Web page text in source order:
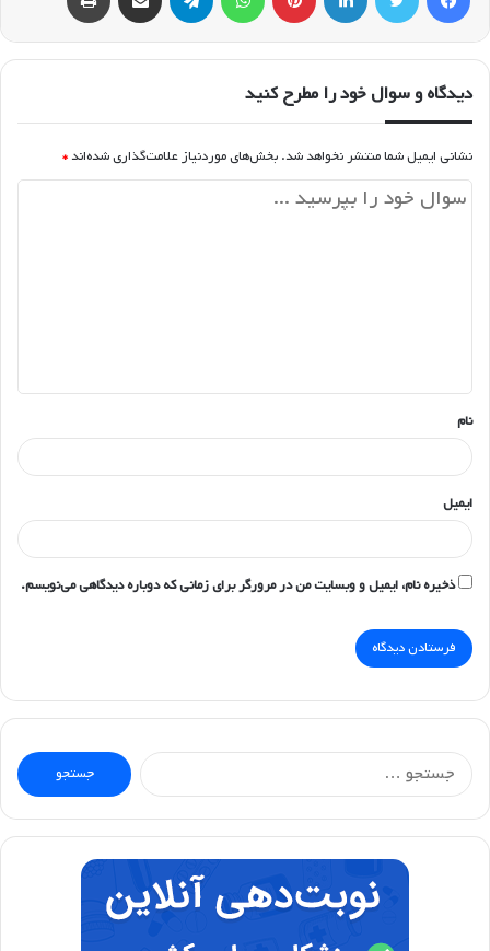
دیدگاه و سوال خود را مطرح کنید
نشانی ایمیل شما منتشر نخواهد شد. بخش‌های موردنیاز علامت‌گذاری شده‌اند *
*
نام
ایمیل
ذخیره نام، ایمیل و وبسایت من در مرورگر برای زمانی که دوباره دیدگاهی می‌نویسم.
جستجو
برای: